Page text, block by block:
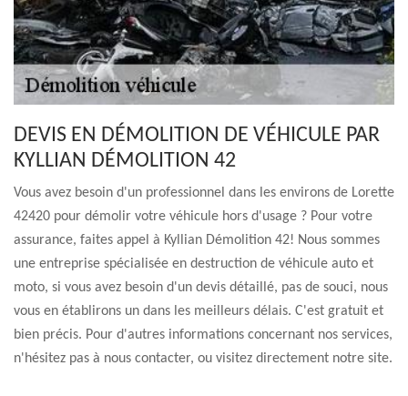
DEVIS EN DÉMOLITION DE VÉHICULE PAR
KYLLIAN DÉMOLITION 42
Vous avez besoin d'un professionnel dans les environs de Lorette
42420 pour démolir votre véhicule hors d'usage ? Pour votre
assurance, faites appel à Kyllian Démolition 42! Nous sommes
une entreprise spécialisée en destruction de véhicule auto et
moto, si vous avez besoin d'un devis détaillé, pas de souci, nous
vous en établirons un dans les meilleurs délais. C'est gratuit et
bien précis. Pour d'autres informations concernant nos services,
n'hésitez pas à nous contacter, ou visitez directement notre site.